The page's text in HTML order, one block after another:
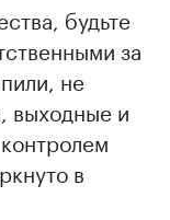
будьте
за
не
выходные и
в